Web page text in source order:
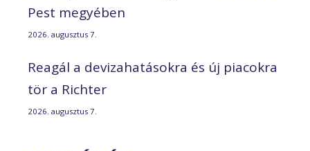
Pest megyében
2026. augusztus 7.
Reagál a devizahatásokra és új piacokra
tör a Richter
2026. augusztus 7.